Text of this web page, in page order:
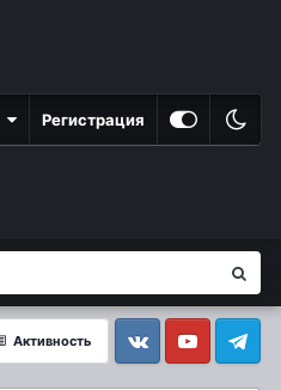
Регистрация
Активность
VkontakteYouTube Telegram